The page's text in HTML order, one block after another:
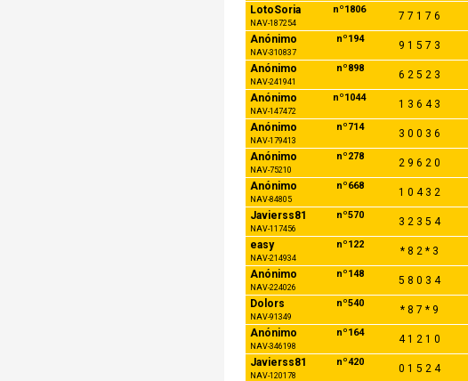
nº1806
LotoSoria
NAV-187254
7 7 1 7 6
nº194
Anónimo
NAV-310837
9 1 5 7 3
nº898
Anónimo
NAV-241941
6 2 5 2 3
nº1044
Anónimo
NAV-147472
1 3 6 4 3
nº714
Anónimo
NAV-179413
3 0 0 3 6
nº278
Anónimo
NAV-75210
2 9 6 2 0
nº668
Anónimo
NAV-84805
1 0 4 3 2
nº570
Javierss81
NAV-117456
3 2 3 5 4
nº122
easy
NAV-214934
* 8 2 * 3
nº148
Anónimo
NAV-224026
5 8 0 3 4
nº540
Dolors
NAV-91349
* 8 7 * 9
nº164
Anónimo
NAV-346198
4 1 2 1 0
nº420
Javierss81
NAV-120178
0 1 5 2 4